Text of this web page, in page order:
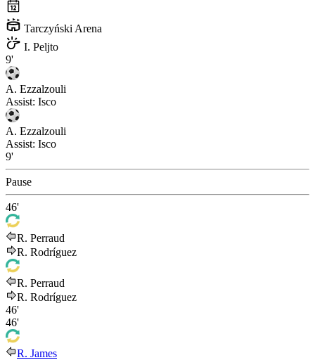
Tarczyński Arena
I. Peljto
9'
A. Ezzalzouli
Assist: Isco
A. Ezzalzouli
Assist: Isco
9'
Pause
46'
R. Perraud
R. Rodríguez
R. Perraud
R. Rodríguez
46'
46'
R. James